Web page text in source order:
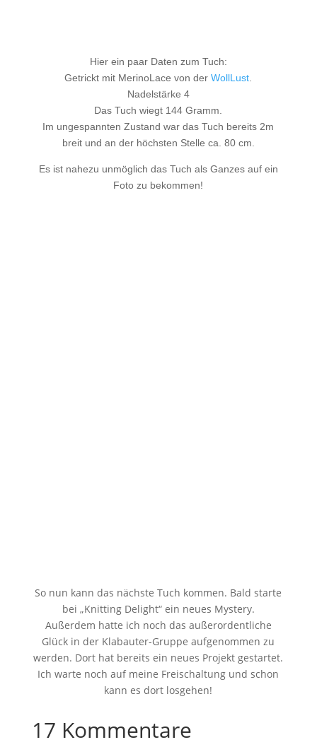
Hier ein paar Daten zum Tuch:
Getrickt mit MerinoLace von derWollLust
Nadelstärke 4
Das Tuch wiegt 144 Gramm.
Im ungespannten Zustand war das Tuch bereits 2m
breit und an der höchsten Stelle ca. 80 cm.
Es ist nahezu unmöglich das Tuch als Ganzes auf ein
Foto zu bekommen!
So nun kann das nächste Tuch kommen. Bald starte
bei „Knitting Delight“ ein neues Mystery.
Außerdem hatte ich noch das außerordentliche
Glück in der Klabauter-Gruppe aufgenommen zu
werden. Dort hat bereits ein neues Projekt gestartet.
Ich warte noch auf meine Freischaltung und schon
kann es dort losgehen!
17 Kommentare